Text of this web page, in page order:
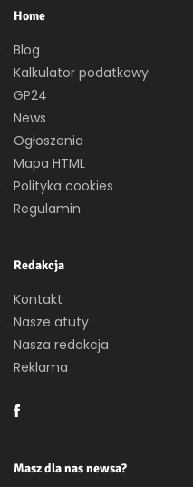
Home
Blog
Kalkulator podatkowy
GP24
News
Ogłoszenia
Mapa HTML
Polityka cookies
Regulamin
Redakcja
Kontakt
Nasze atuty
Nasza redakcja
Reklama
Masz dla nas newsa?